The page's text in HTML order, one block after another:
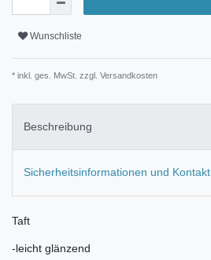
Wunschliste
* inkl. ges. MwSt. zzgl. Versandkosten
Beschreibung
Sicherheitsinformationen und Kontakt
Taft
-leicht glänzend